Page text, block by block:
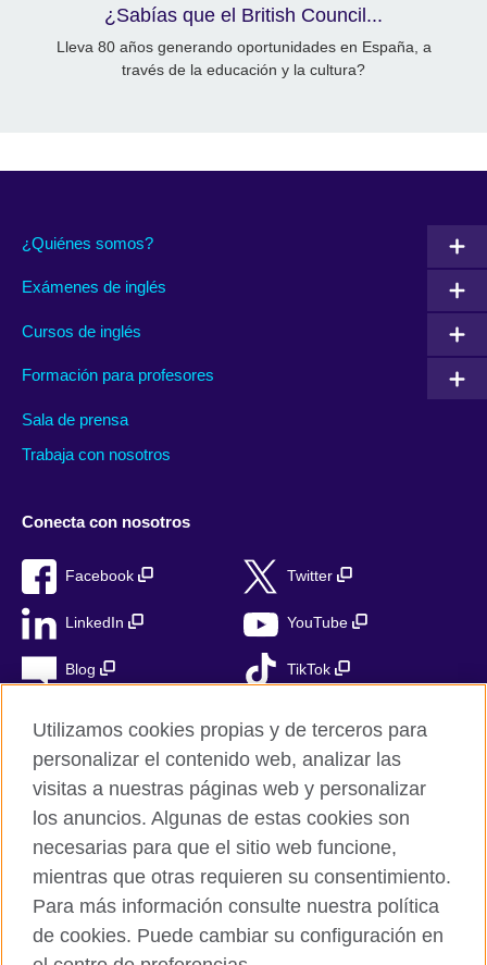
¿Sabías que el British Council...
Lleva 80 años generando oportunidades en España, a
través de la educación y la cultura?
¿Quiénes somos?
Exámenes de inglés
Cursos de inglés
Formación para profesores
Sala de prensa
Trabaja con nosotros
Conecta con nosotros
Facebook Twitter
LinkedIn YouTube
Blog TikTok
British Council Global
Privacidad
Aviso Legal
Cookies
Mapa del sitio
Utilizamos cookies propias y de terceros para
personalizar el contenido web, analizar las
visitas a nuestras páginas web y personalizar
los anuncios. Algunas de estas cookies son
necesarias para que el sitio web funcione,
mientras que otras requieren su consentimiento.
Para más información consulte nuestra política
de cookies. Puede cambiar su configuración en